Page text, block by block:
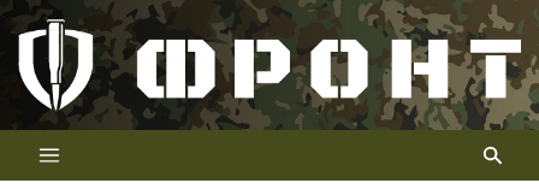
Скип
цонтент
Телевизија ФРОНТ
Први војни канал у Србији